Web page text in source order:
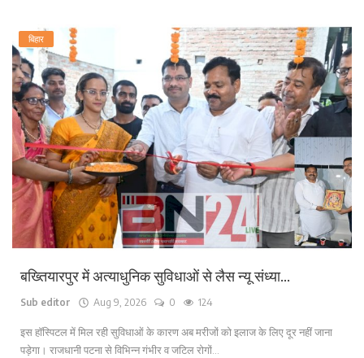
बिहार
बख्तियारपुर में अत्याधुनिक सुविधाओं से लैस न्यू संध्या...
Sub editor Aug 9, 2026 0 124
इस हॉस्पिटल में मिल रही सुविधाओं के कारण अब मरीजों को इलाज के लिए दूर नहीं जाना
पड़ेगा। राजधानी पटना से विभिन्न गंभीर व जटिल रोगों...